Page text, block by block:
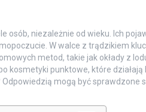
osób, niezależnie od wieku. Ich
W walce z trądzikiem
metod, takie jak okłady z
kosmetyki punktowe, które
mogą być sprawdzone